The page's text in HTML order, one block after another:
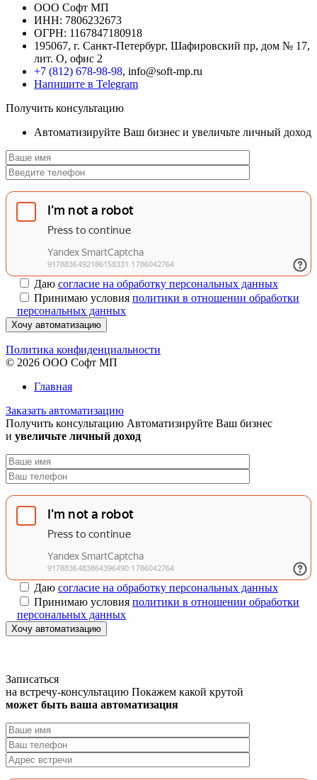
ООО Софт МП
ИНН: 7806232673
ОГРН: 1167847180918
195067, г. Санкт-Петербург, Шафировский пр, дом № 17,
лит. О, офис 2
+7 (812) 678-98-98, info@soft-mp.ru
Напишите в Telegram
Получить консультацию
Автоматизируйте Ваш бизнес и увеличьте личный доход
Даю согласие на обработку персональных данных
Принимаю условия политики в отношении обработки
персональных данных
Хочу автоматизацию
Политика конфиденциальности
© 2026 ООО Софт МП
Главная
Заказать автоматизацию
Получить консультацию Автоматизируйте Ваш бизнес
и увеличьте личный доход
Даю согласие на обработку персональных данных
Принимаю условия политики в отношении обработки
персональных данных
Хочу автоматизацию
Записаться
на встречу-консультацию Покажем какой крутой
может быть ваша автоматизация